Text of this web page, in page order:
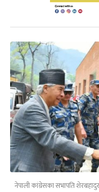
नेपाली कांग्रेसका सभापति